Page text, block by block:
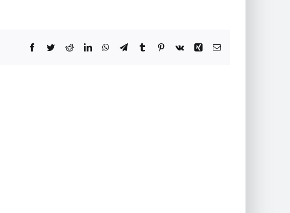
Facebook
TwitterRedditLinkedInWhatsApp
TelegramTumblrPinterest
Vk Xing Email